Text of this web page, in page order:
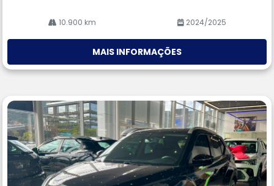
10.900 km 2024/2025
MAIS INFORMAÇÕES